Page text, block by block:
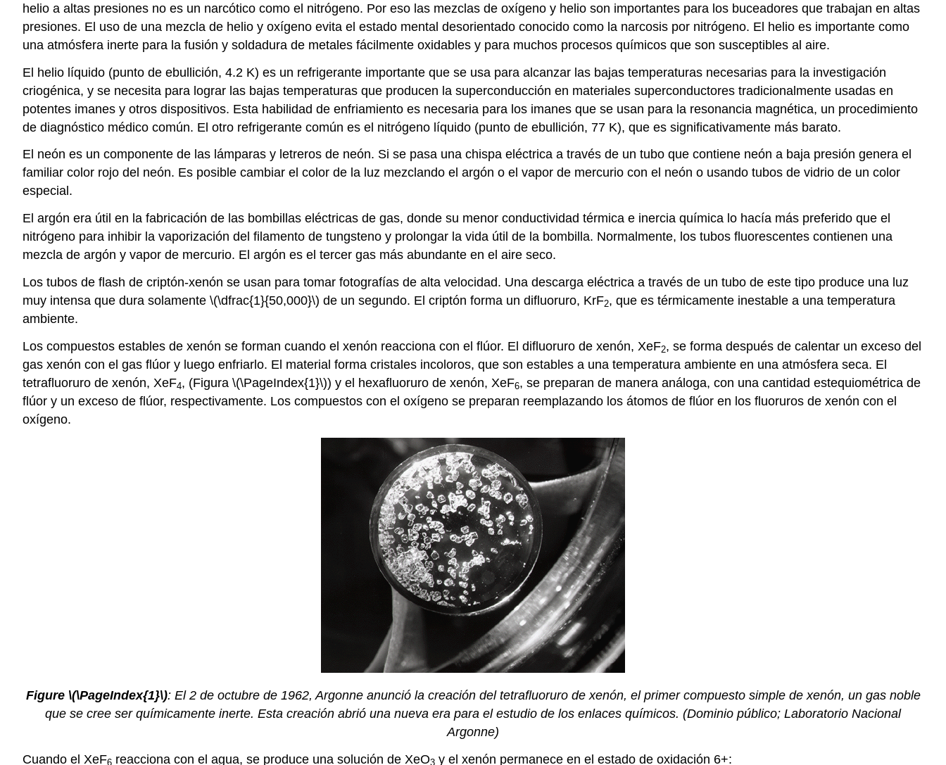
helio a altas presiones no es un narcótico como el nitrógeno. Por eso las mezclas de oxígeno y helio son importantes para los buceadores que trabajan en altas
presiones. El uso de una mezcla de helio y oxígeno evita el estado mental desorientado conocido como la narcosis por nitrógeno. El helio es importante como
una atmósfera inerte para la fusión y soldadura de metales fácilmente oxidables y para muchos procesos químicos que son susceptibles al aire.
El helio líquido (punto de ebullición, 4.2 K) es un refrigerante importante que se usa para alcanzar las bajas temperaturas necesarias para la investigación
criogénica, y se necesita para lograr las bajas temperaturas que producen la superconducción en materiales superconductores tradicionalmente usadas en
potentes imanes y otros dispositivos. Esta habilidad de enfriamiento es necesaria para los imanes que se usan para la resonancia magnética, un procedimiento
de diagnóstico médico común. El otro refrigerante común es el nitrógeno líquido (punto de ebullición, 77 K), que es significativamente más barato.
El neón es un componente de las lámparas y letreros de neón. Si se pasa una chispa eléctrica a través de un tubo que contiene neón a baja presión genera el
familiar color rojo del neón. Es posible cambiar el color de la luz mezclando el argón o el vapor de mercurio con el neón o usando tubos de vidrio de un color
especial.
El argón era útil en la fabricación de las bombillas eléctricas de gas, donde su menor conductividad térmica e inercia química lo hacía más preferido que el
nitrógeno para inhibir la vaporización del filamento de tungsteno y prolongar la vida útil de la bombilla. Normalmente, los tubos fluorescentes contienen una
mezcla de argón y vapor de mercurio. El argón es el tercer gas más abundante en el aire seco.
Los tubos de flash de criptón-xenón se usan para tomar fotografías de alta velocidad. Una descarga eléctrica a través de un tubo de este tipo produce una luz
muy intensa que dura solamente \(\dfrac{1}{50,000}\) de un segundo. El criptón forma un difluoruro, KrF2, que es térmicamente inestable a una temperatura
ambiente.
Los compuestos estables de xenón se forman cuando el xenón reacciona con el flúor. El difluoruro de xenón, XeF2, se forma después de calentar un exceso del
gas xenón con el gas flúor y luego enfriarlo. El material forma cristales incoloros, que son estables a una temperatura ambiente en una atmósfera seca. El
tetrafluoruro de xenón, XeF4, (Figura \(\PageIndex{1}\)) y el hexafluoruro de xenón, XeF6, se preparan de manera análoga, con una cantidad estequiométrica de
flúor y un exceso de flúor, respectivamente. Los compuestos con el oxígeno se preparan reemplazando los átomos de flúor en los fluoruros de xenón con el
oxígeno.
Figure \(\PageIndex{1}\): El 2 de octubre de 1962, Argonne anunció la creación del tetrafluoruro de xenón, el primer compuesto simple de xenón, un gas noble
que se cree ser químicamente inerte. Esta creación abrió una nueva era para el estudio de los enlaces químicos. (Dominio público; Laboratorio Nacional
Argonne)
Cuando el XeF6 reacciona con el agua, se produce una solución de XeO3 y el xenón permanece en el estado de oxidación 6+: